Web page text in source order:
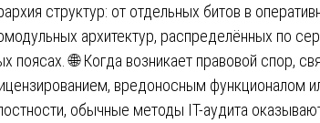
структур: от отдельных битов в
архитектур, распределённых по
поясах. 🌐 Когда возникает правовой спор,
вредоносным функционалом
обычные методы IT-аудита